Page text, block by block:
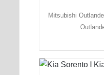
Mitsubishi